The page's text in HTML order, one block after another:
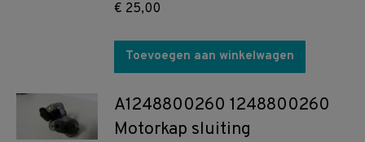
€ 25,00
Toevoegen aan winkelwagen
A1248800260 1248800260
Motorkap sluiting